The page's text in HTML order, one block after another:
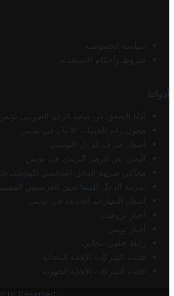
سياسة الخصوصية
شروط وأحكام الاستخدام
أدواتنا
أداة التحقق من صحة الرقم الضريبي تونس
محول رقم الحساب الآيبان في تونس
أسعار صرف الدينار التونسي
البحث عن الرمز البريدي في تونس
محاكي ضريبة الدخل الشخصي للموظف/
ضريبة الدخل للمتقاعدين الفرنسيين
أسعار السيارات الجديدة في تونس
أخبار تروفيت
أخبار تونس
رابط خلفي مجاني
قائمة الشركات الأهلية المحلية
قائمة الشركات الأهلية الجهوية
Reserved.